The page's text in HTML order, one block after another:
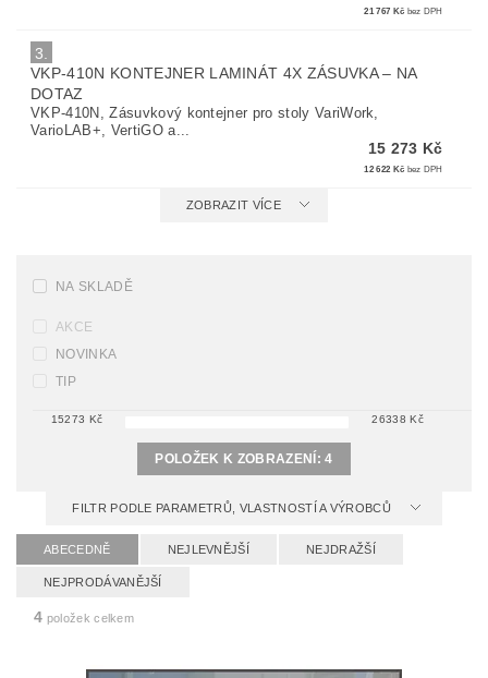
21 767 Kč bez DPH
3.
VKP-410N KONTEJNER LAMINÁT 4X ZÁSUVKA– NA
DOTAZ
VKP-410N, Zásuvkový kontejner pro stoly VariWork,
VarioLAB+, VertiGO a...
15 273 Kč
12 622 Kč bez DPH
ZOBRAZIT VÍCE
NA SKLADĚ
AKCE
NOVINKA
TIP
15273 Kč 26338 Kč
POLOŽEK K ZOBRAZENÍ:4
FILTR PODLE PARAMETRŮ, VLASTNOSTÍ A VÝROBCŮ
ABECEDNĚ NEJLEVNĚJŠÍ NEJDRAŽŠÍ
NEJPRODÁVANĚJŠÍ
4 položek celkem